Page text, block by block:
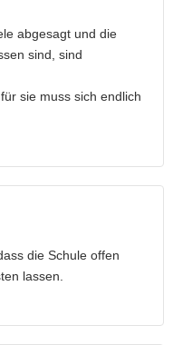
abgesagt und die
sind, sind
sie muss sich endlich
die Schule offen
lassen.